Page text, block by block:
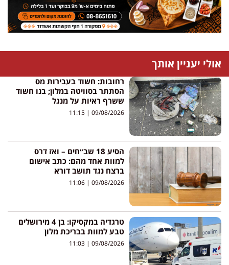
אולי יעניין אותך
רחובות: חשוד בעבירות מס
הסתתר בסוויטה במלון; בנו חשוד
ששרף ראיות על מנגל
09/08/2026
הסיע 18 שב״חים – ואז דרס
למוות אחד מהם: כתב אישום
ברצח נגד תושב דורא
09/08/2026
טרגדיה במקסיקו: בן 4 מירושלים
טבע למוות בבריכת מלון
09/08/2026